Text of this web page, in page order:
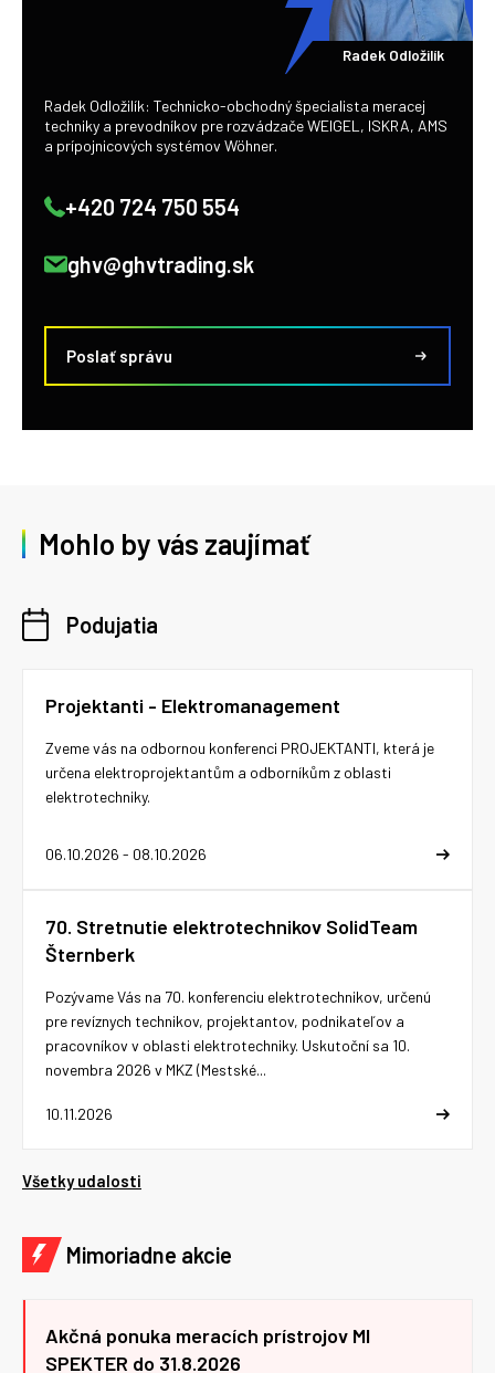
Radek Odložilík
Radek Odložilík: Technicko-obchodný špecialista meracej
techniky a prevodníkov pre rozvádzače WEIGEL, ISKRA, AMS
a prípojnicových systémov Wöhner.
+420 724 750 554
ghv@ghvtrading.sk
Poslať správu
Mohlo by vás zaujímať
Podujatia
Projektanti - Elektromanagement
06.10.2026 - 08.10.2026
Zveme vás na odbornou konferenci PROJEKTANTI, která je
určena elektroprojektantům a odborníkům z oblasti
elektrotechniky.
70. Stretnutie elektrotechnikov SolidTeam
Šternberk
10.11.2026
Pozývame Vás na 70. konferenciu elektrotechnikov, určenú
pre revíznych technikov, projektantov, podnikateľov a
pracovníkov v oblasti elektrotechniky. Uskutoční sa 10.
novembra 2026 v MKZ (Mestské...
Všetky udalosti
Mimoriadne akcie
Akčná ponuka meracích prístrojov MI
SPEKTER do 31.8.2026